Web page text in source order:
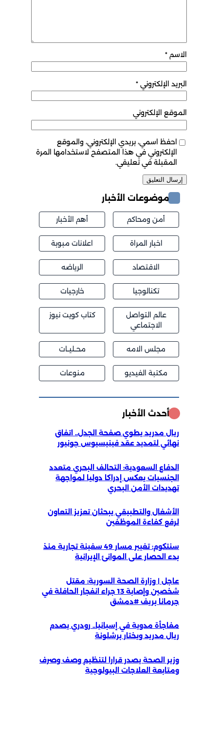
الاسم *
البريد الإلكتروني *
الموقع الإلكتروني
احفظ اسمي، بريدي الإلكتروني، والموقع
الإلكتروني في هذا المتصفح لاستخدامها المرة
المقبلة في تعليقي.
موضوعات الأخبار
أمن ومحاكم أهم الأخبار
اخبار المراة اعلانات مبوبة
الاقتصاد الرياضه
تكنالوجيا خارجيات
عالم التواصل
الاجتماعي
كتاب كويت نيوز
مجلس الامه محــليــات
مكتبة الفيديو منوعات
أحدث الأخبار
ريال مدريد يطوي صفحة الجدل.. اتفاق
نهائي لتمديد عقد فينيسيوس جونيور
الدفاع السعودية: التحالف البحري متعدد
الجنسيات يعكس إدراكا دوليا لمواجهة
تهديدات الأمن البحري
الأشغال والتطبيقي يبحثان تعزيز التعاون
لرفع كفاءة الموظفين
سنتكوم: تغيير مسار 49 سفينة تجارية منذ
بدء الحصار على الموانئ الإيرانية
عاجل | وزارة الصحة السورية: مقتل
شخصين وإصابة 13 جراء انفجار الحافلة في
جرمانا بريف #دمشق
مفاجأة مدوية في إسبانيا.. رودري يصدم
ريال مدريد ويختار برشلونة
وزير الصحة يصدر قرارا لتنظيم وصف وصرف
ومتابعة العلاجات البيولوجية